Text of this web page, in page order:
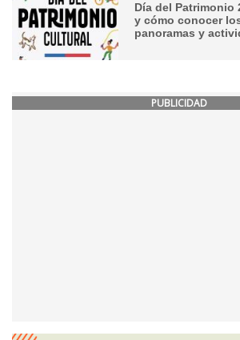
Día del Patrimonio
y cómo conocer
panoramas y
PUBLICIDAD